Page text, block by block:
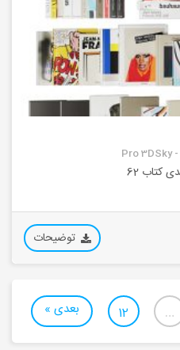
Pro 3DSky
کتاب 62
توضیحات
…
12 بعدی »